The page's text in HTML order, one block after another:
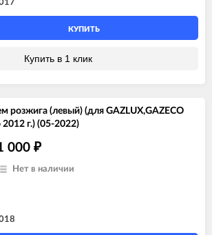
КУПИТЬ
Купить в 1 клик
розжига (левый) (для GAZLUX,GAZECO
г.) (05-2022)
000 ₽
Нет в наличии